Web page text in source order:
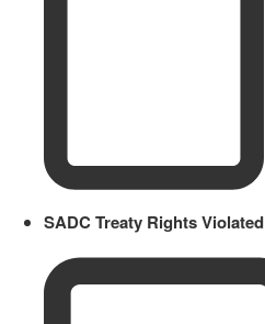
SADC Treaty Rights Violated